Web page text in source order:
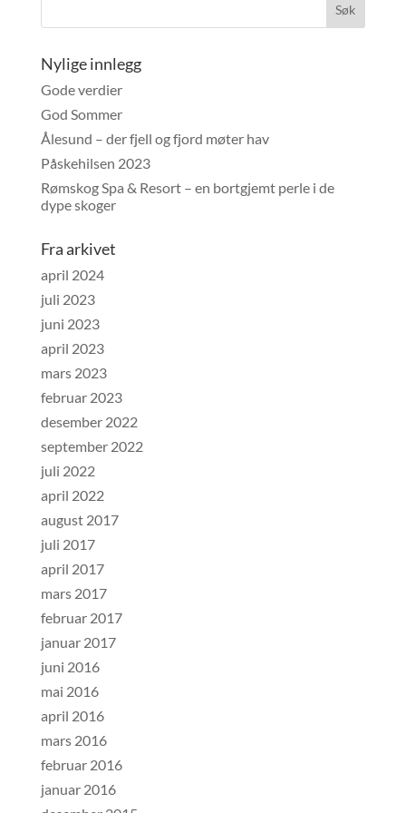
Nylige innlegg
Gode verdier
God Sommer
Ålesund – der fjell og fjord møter hav
Påskehilsen 2023
Rømskog Spa & Resort – en bortgjemt perle i de
dype skoger
Fra arkivet
april 2024
juli 2023
juni 2023
april 2023
mars 2023
februar 2023
desember 2022
september 2022
juli 2022
april 2022
august 2017
juli 2017
april 2017
mars 2017
februar 2017
januar 2017
juni 2016
mai 2016
april 2016
mars 2016
februar 2016
januar 2016